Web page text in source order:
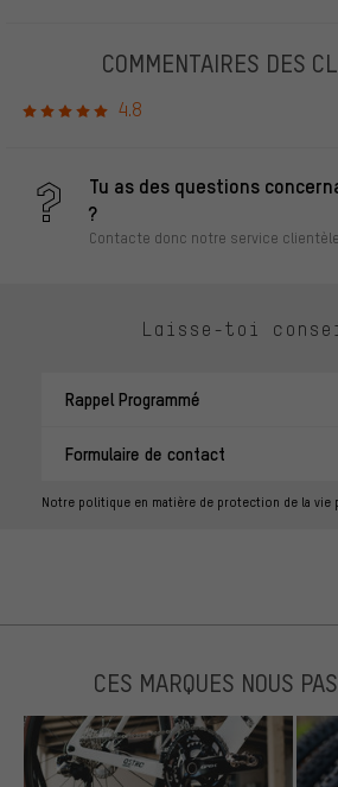
COMMENTAIRES DES
4.8
Tu as des questions
?
Contacte donc notre service
Laisse-toi
Rappel Programmé
Formulaire de contact
Notre politique en matière de protection de la vie
CES MARQUES NOUS